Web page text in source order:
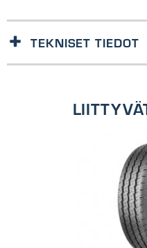
TEKNISET TIEDOT